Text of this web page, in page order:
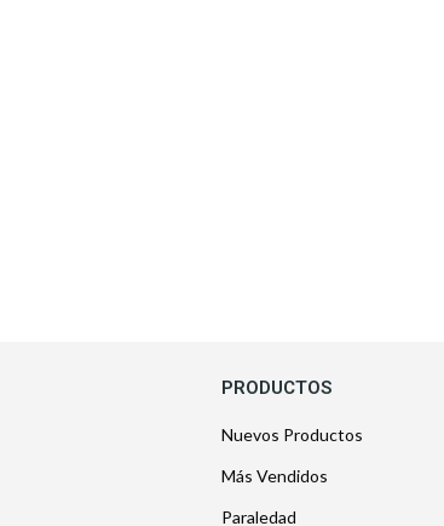
PRODUCTOS
Nuevos Productos
Más Vendidos
Paraledad